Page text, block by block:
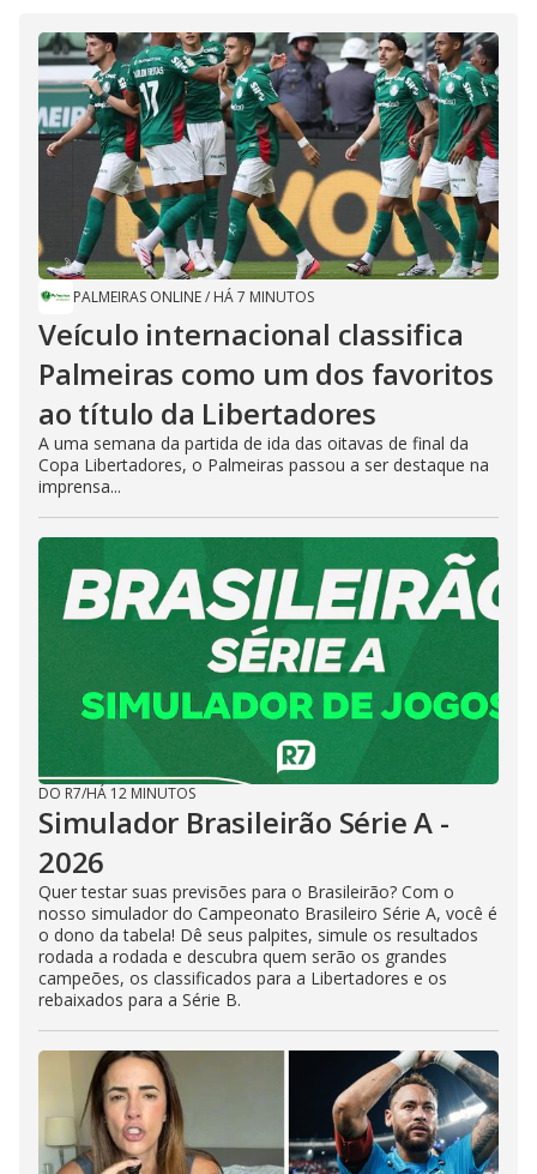
PALMEIRAS ONLINE/ HÁ 7 MINUTOS
Veículo internacional classifica
Palmeiras como um dos favoritos
ao título da Libertadores
A uma semana da partida de ida das oitavas de final da
Copa Libertadores, o Palmeiras passou a ser destaque na
imprensa...
DO R7/HÁ 12 MINUTOS
Simulador Brasileirão Série A -
2026
Quer testar suas previsões para o Brasileirão? Com o
nosso simulador do Campeonato Brasileiro Série A, você é
o dono da tabela! Dê seus palpites, simule os resultados
rodada a rodada e descubra quem serão os grandes
campeões, os classificados para a Libertadores e os
rebaixados para a Série B.